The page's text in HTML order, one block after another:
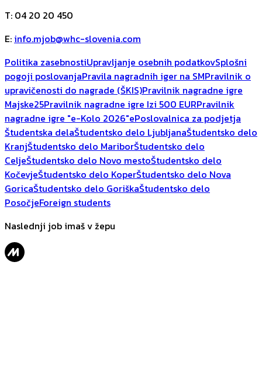
T: 04 20 20 450
E: info.mjob@whc-slovenia.com
Politika zasebnostiUpravljanje osebnih podatkovSplošni
pogoji poslovanjaPravila nagradnih iger na SMPravilnik o
upravičenosti do nagrade (ŠKIS)Pravilnik nagradne igre
Majske25Pravilnik nagradne igre Izi 500 EURPravilnik
nagradne igre "e-Kolo 2026"ePoslovalnica za podjetja
Študentska delaŠtudentsko delo LjubljanaŠtudentsko delo
KranjŠtudentsko delo MariborŠtudentsko delo
CeljeŠtudentsko delo Novo mestoŠtudentsko delo
KočevjeŠtudentsko delo KoperŠtudentsko delo Nova
GoricaŠtudentsko delo GoriškaŠtudentsko delo
PosočjeForeign students
Naslednji job imaš v žepu